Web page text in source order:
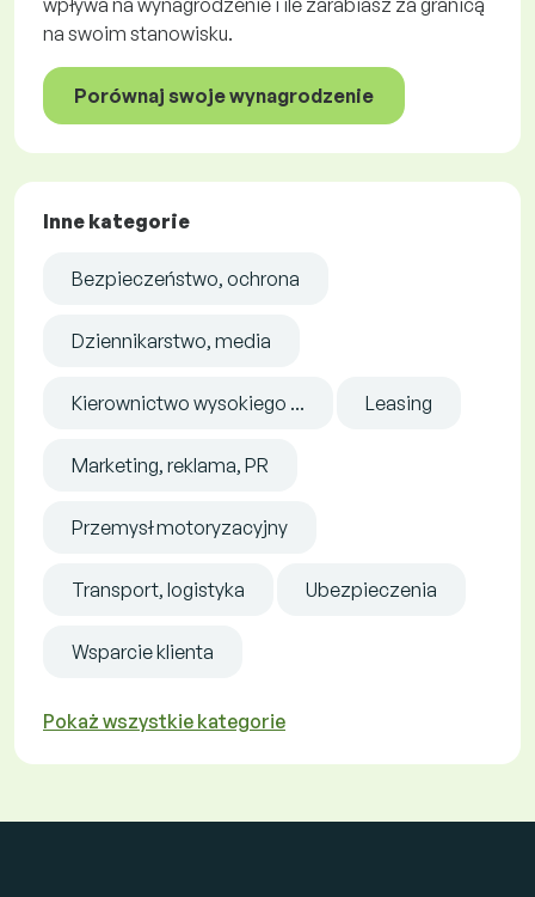
na swoim stanowisku.
Porównaj swoje wynagrodzenie
Inne kategorie
Bezpieczeństwo, ochrona
Dziennikarstwo, media
Kierownictwo wysokiego ... Leasing
Marketing, reklama, PR
Przemysł motoryzacyjny
Transport, logistyka Ubezpieczenia
Wsparcie klienta
Pokaż wszystkie kategorie